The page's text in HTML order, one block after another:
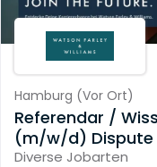
Hamburg (Vor Ort)
Referendar /
(m/w/d) Dispute
Diverse Jobarten